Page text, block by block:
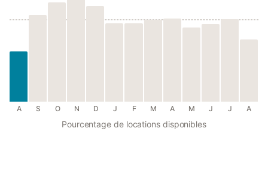
A S O N D J F M A M J J A
Pourcentage de locations disponibles